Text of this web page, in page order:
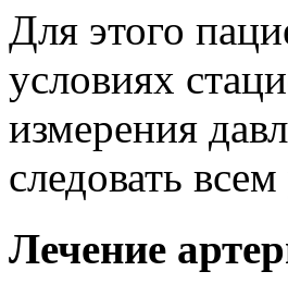
Для этого
условиях
измерения
следовать
Лечение